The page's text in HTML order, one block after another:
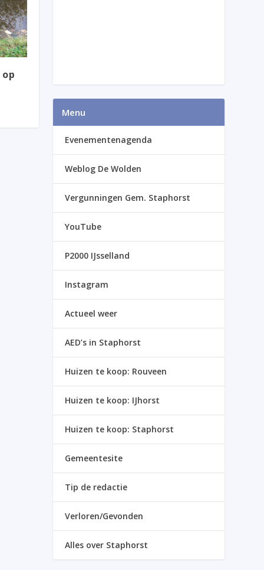
Menu
Evenementenagenda
Weblog De Wolden
Vergunningen Gem. Staphorst
YouTube
P2000 IJsselland
Instagram
Actueel weer
AED’s in Staphorst
Huizen te koop: Rouveen
Huizen te koop: IJhorst
Huizen te koop: Staphorst
Gemeentesite
Tip de redactie
Verloren/Gevonden
Alles over Staphorst